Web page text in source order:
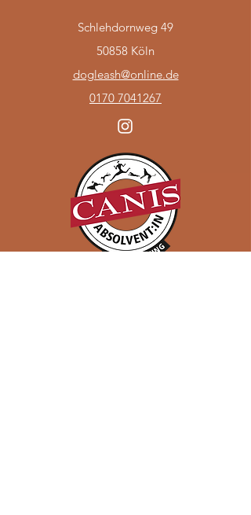
Schlehdornweg 49
50858 Köln
dogleash@online.de
0170 7041267